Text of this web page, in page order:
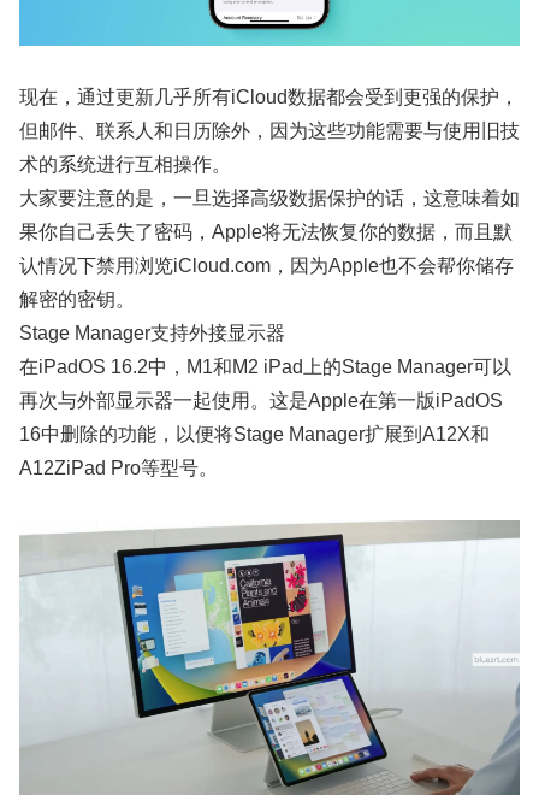
现在，通过更新几乎所有iCloud数据都会受到更强的保护，
但邮件、联系人和日历除外，因为这些功能需要与使用旧技
术的系统进行互相操作。
大家要注意的是，一旦选择高级数据保护的话，这意味着如
果你自己丢失了密码，Apple将无法恢复你的数据，而且默
认情况下禁用浏览iCloud.com，因为Apple也不会帮你储存
解密的密钥。
Stage Manager支持外接显示器
在iPadOS 16.2中，M1和M2 iPad上的Stage Manager可以
再次与外部显示器一起使用。这是Apple在第一版iPadOS
16中删除的功能，以便将‌Stage Manager‌扩展到A12X和
A12Z‌iPad Pro‌等型号。